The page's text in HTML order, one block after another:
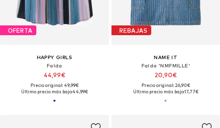
OFERTA
HAPPY GIRLS
Falda
44,99€
Precio original: 49,99€
Último precio más bajo:44,99€
REBAJAS
NAME IT
Falda 'NMFMILLE'
20,90€
Precio original: 26,90€
Último precio más bajo:17,77€